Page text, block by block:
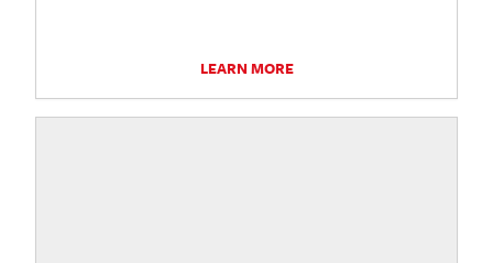
LEARN MORE